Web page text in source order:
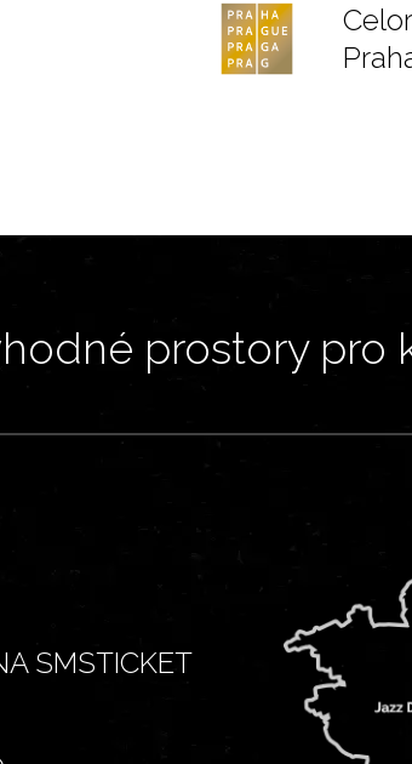
prostory pro
SMSTICKET